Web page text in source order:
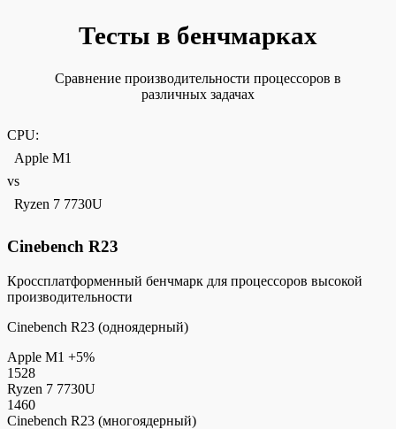
Тесты в бенчмарках
Сравнение производительности процессоров в
различных задачах
CPU:
Apple M1
vs
Ryzen 7 7730U
Cinebench R23
Кроссплатформенный бенчмарк для процессоров высокой
производительности
Cinebench R23 (одноядерный)
Apple M1 +5%
1528
Ryzen 7 7730U
1460
Cinebench R23 (многоядерный)